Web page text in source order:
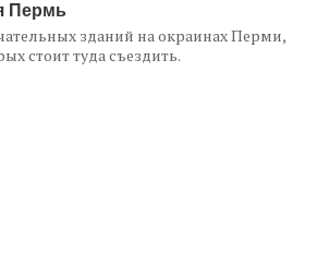
Пермь
зданий на окраинах Перми,
стоит туда съездить.